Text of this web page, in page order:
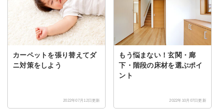
カーペットを張り替えてダ
ニ対策をしよう
2022年07月12日更新
もう悩まない！玄関・廊
下・階段の床材を選ぶポイ
ント
2022年10月07日更新